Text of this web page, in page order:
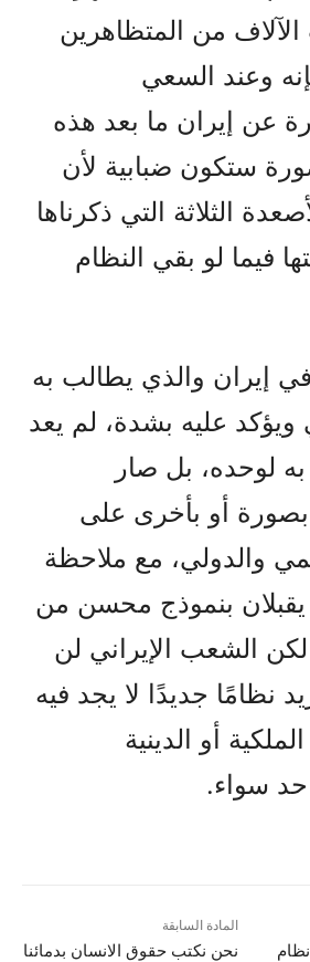
الآلاف من المتظاهرين
وعند السعي
عن إيران ما بعد هذه
ستكون ضبابية لأن
الثلاثة التي ذكرناها
فيما لو بقي النظام
إيران والذي يطالب به
ويؤكد عليه بشدة، لم يعد
لوحده، بل صار
أو بأخرى على
والدولي، مع ملاحظة
يقبلان بنموذج محسن من
لكن الشعب الإيراني لن
نظامًا جديدًا لا يجد فيه
أو الدينية
سواء.
المادة السابقة
نحن نکتب حقوق الانسان بدمائنا